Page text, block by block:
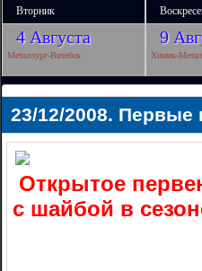
Вторник
4 Августа 9
Металлург-Витебск Химик-
23/12/2008.
Открытое
с шайбой в